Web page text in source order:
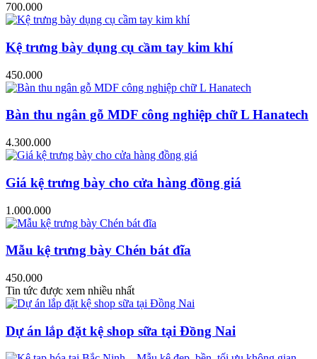
700.000
Kệ trưng bày dụng cụ cầm tay kim khí
450.000
Bàn thu ngân gỗ MDF công nghiệp chữ L Hanatech
4.300.000
Giá kệ trưng bày cho cửa hàng đồng giá
1.000.000
Mẫu kệ trưng bày Chén bát đĩa
450.000
Tin tức được xem nhiều nhất
Dự án lắp đặt kệ shop sữa tại Đồng Nai